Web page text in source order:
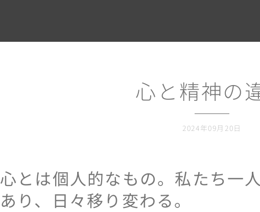
心と精神の
2024年09月20日
心とは個人的なもの。私たち一
あり、日々移り変わる。